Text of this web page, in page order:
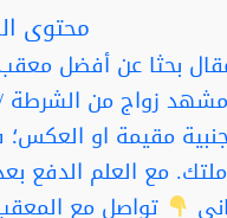
محتوى
بحثا عن أفضل
زواج من
مقيمة او العكس؛
مع العلم الدفع
تواصل مع